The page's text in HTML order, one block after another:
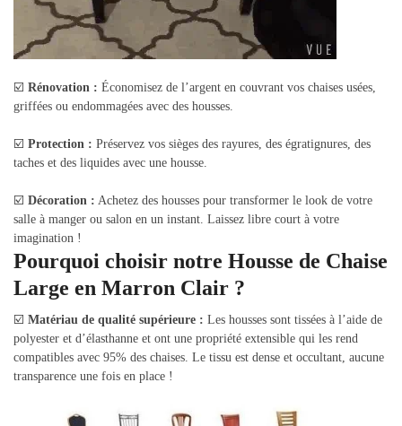
☑️ Rénovation : Économisez de l’argent en couvrant vos chaises usées,
griffées ou endommagées avec des housses.
☑️ Protection : Préservez vos sièges des rayures, des égratignures, des
taches et des liquides avec une housse.
☑️ Décoration : Achetez des housses pour transformer le look de votre
salle à manger ou salon en un instant. Laissez libre court à votre
imagination !
Pourquoi choisir notre Housse de Chaise
Large en Marron Clair ?
☑️ Matériau de qualité supérieure : Les housses sont tissées à l’aide de
polyester et d’élasthanne et ont une propriété extensible qui les rend
compatibles avec 95% des chaises. Le tissu est dense et occultant, aucune
transparence une fois en place !